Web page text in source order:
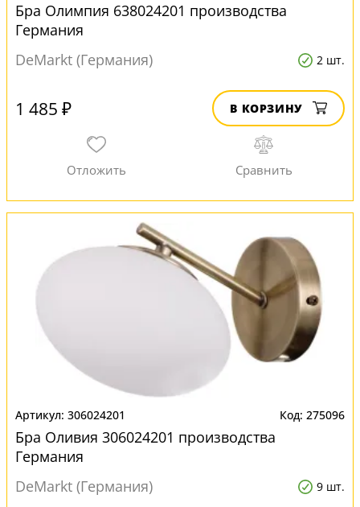
Бра Олимпия 638024201 производства
Германия
DeMarkt (Германия)
2 шт.
1 485 ₽ В КОРЗИНУ
306024201 275096
Бра Оливия 306024201 производства
Германия
DeMarkt (Германия)
9 шт.